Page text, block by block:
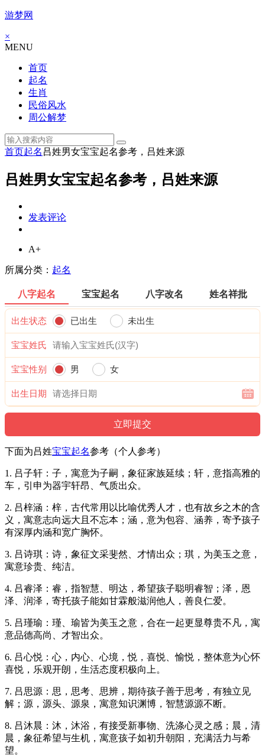
游梦网
×
MENU
首页
起名
生肖
民俗风水
周公解梦
首页起名 吕姓男女宝宝起名参考，吕姓来源
吕姓男女宝宝起名参考，吕姓来源
发表评论
A+
所属分类： 起名
八字起名 宝宝起名 八字改名 姓名祥批
出生状态 已出生 未出生
宝宝姓氏
宝宝性别 男 女
出生日期
下面为吕姓宝宝起名参考（个人参考）
1. 吕子轩：子，寓意为子嗣，象征家族延续；轩，意指高雅的
车，引申为器宇轩昂、气质出众。
2. 吕梓涵：梓，古代常用以比喻优秀人才，也有故乡之木的含
义，寓意志向远大且不忘本；涵，意为包容、涵养，寄予孩子
有深厚内涵和宽广胸怀。
3. 吕诗琪：诗，象征文采斐然、才情出众；琪，为美玉之意，
寓意珍贵、纯洁。
4. 吕睿泽：睿，指智慧、明达，希望孩子聪明睿智；泽，恩
泽、润泽，寄托孩子能如甘霖般滋润他人，善良仁爱。
5. 吕瑾瑜：瑾、瑜皆为美玉之意，合在一起更显尊贵不凡，寓
意品德高尚、才智出众。
6. 吕心悦：心，内心、心境，悦，喜悦、愉悦，整体意为心怀
喜悦，乐观开朗，生活态度积极向上。
7. 吕思源：思，思考、思辨，期待孩子善于思考，有独立见
解；源，源头、源泉，寓意知识渊博，智慧源源不断。
8. 吕沐晨：沐，沐浴，有接受新事物、洗涤心灵之感；晨，清
晨，象征希望与生机，寓意孩子如初升朝阳，充满活力与希
望。